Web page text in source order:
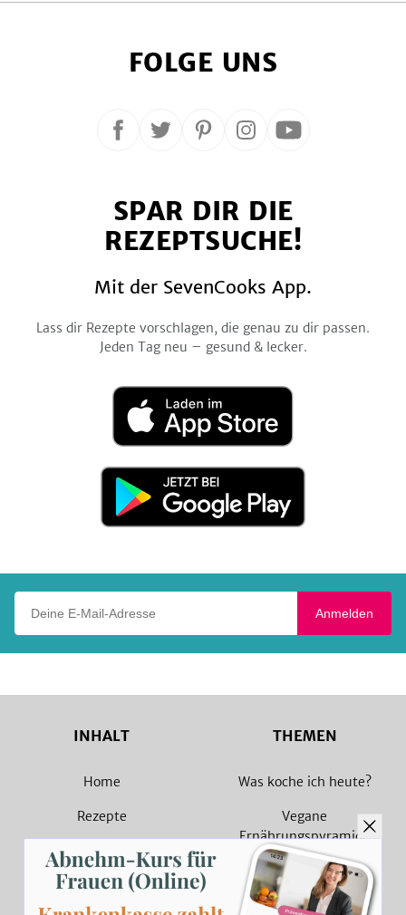
FOLGE UNS
Folge
Facebook
Folge
Twitter
Folge
Pinterest
Folge
Instagram
Folge
YouTube
SPAR DIR DIE
REZEPTSUCHE!
Mit der SevenCooks App.
Lass dir Rezepte vorschlagen, die genau zu dir passen.
Jeden Tag neu – gesund & lecker.
Laden
im
App
Jetzt
Google
Anmelden
INHALT
Home
Rezepte
Magazin
Sammlungen
THEMEN
Was koche ich heute?
Vegane
Ernährungspyramide
Vegane Rezepte
Vegetarische Rezepte